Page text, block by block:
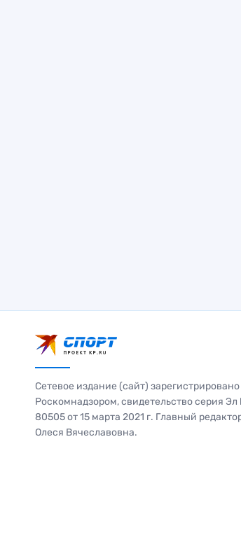
Сетевое издание (сайт) зарегистрировано
Роскомнадзором, свидетельство серия
80505 от 15 марта 2021 г. Главный
Олеся Вячеславовна.